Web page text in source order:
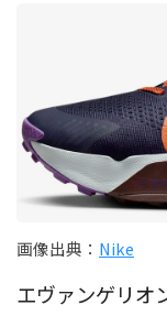
画像出典： Nike
エヴァンゲリオ